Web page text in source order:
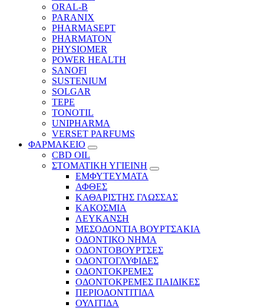
ORAL-B
PARANIX
PHARMASEPT
PHARMATON
PHYSIOMER
POWER HEALTH
SANOFI
SUSTENIUM
SOLGAR
TEPE
TONOTIL
UNIPHARMA
VERSET PARFUMS
ΦΑΡΜΑΚΕΙΟ
CBD OIL
ΣΤΟΜΑΤΙΚΗ ΥΓΙΕΙΝΗ
ΕΜΦΥΤΕΥΜΑΤΑ
ΑΦΘΕΣ
ΚΑΘΑΡΙΣΤΗΣ ΓΛΩΣΣΑΣ
ΚΑΚΟΣΜΙΑ
ΛΕΥΚΑΝΣΗ
ΜΕΣΟΔΟΝΤΙΑ ΒΟΥΡΤΣΑΚΙΑ
ΟΔΟΝΤΙΚΟ ΝΗΜΑ
ΟΔΟΝΤΟΒΟΥΡΤΣΕΣ
ΟΔΟΝΤΟΓΛΥΦΙΔΕΣ
ΟΔΟΝΤΟΚΡΕΜΕΣ
ΟΔΟΝΤΟΚΡΕΜΕΣ ΠΑΙΔΙΚΕΣ
ΠΕΡΙΟΔΟΝΤΙΤΙΔΑ
ΟΥΛΙΤΙΔΑ